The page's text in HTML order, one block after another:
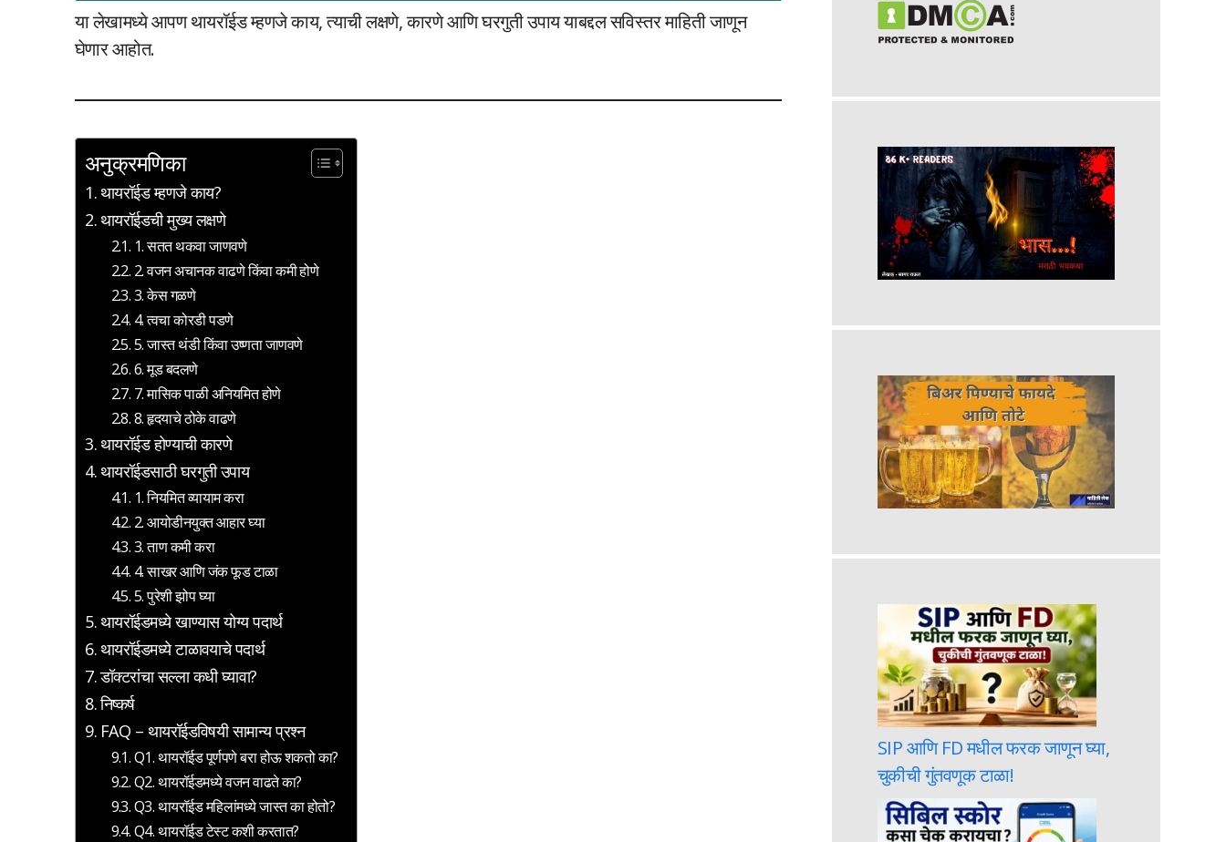
या लेखामध्ये आपण थायरॉईड म्हणजे काय, त्याची लक्षणे, कारणे आणि घरगुती उपाय याबद्दल सविस्तर माहिती जाणून
घेणार आहोत.
अनुक्रमणिका
थायरॉईड म्हणजे काय?
थायरॉईडची मुख्य लक्षणे
1. सतत थकवा जाणवणे
2. वजन अचानक वाढणे किंवा कमी होणे
3. केस गळणे
4. त्वचा कोरडी पडणे
5. जास्त थंडी किंवा उष्णता जाणवणे
6. मूड बदलणे
7. मासिक पाळी अनियमित होणे
8. हृदयाचे ठोके वाढणे
थायरॉईड होण्याची कारणे
थायरॉईडसाठी घरगुती उपाय
1. नियमित व्यायाम करा
2. आयोडीनयुक्त आहार घ्या
3. ताण कमी करा
4. साखर आणि जंक फूड टाळा
5. पुरेशी झोप घ्या
थायरॉईडमध्ये खाण्यास योग्य पदार्थ
थायरॉईडमध्ये टाळावयाचे पदार्थ
डॉक्टरांचा सल्ला कधी घ्यावा?
निष्कर्ष
FAQ – थायरॉईडविषयी सामान्य प्रश्न
Q1. थायरॉईड पूर्णपणे बरा होऊ शकतो का?
Q2. थायरॉईडमध्ये वजन वाढते का?
Q3. थायरॉईड महिलांमध्ये जास्त का होतो?
Q4. थायरॉईड टेस्ट कशी करतात?
SIP आणि FD मधील फरक जाणून घ्या,
चुकीची गुंतवणूक टाळा!